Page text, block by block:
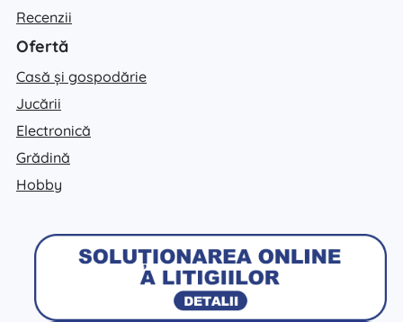
Recenzii
Ofertă
Casă și gospodărie
Jucării
Electronică
Grădină
Hobby